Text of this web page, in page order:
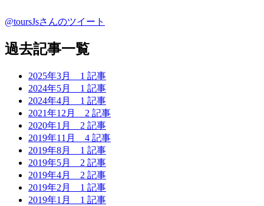
@toursJsさんのツイート
過去記事一覧
2025年3月 1 記事
2024年5月 1 記事
2024年4月 1 記事
2021年12月 2 記事
2020年1月 2 記事
2019年11月 4 記事
2019年8月 1 記事
2019年5月 2 記事
2019年4月 2 記事
2019年2月 1 記事
2019年1月 1 記事